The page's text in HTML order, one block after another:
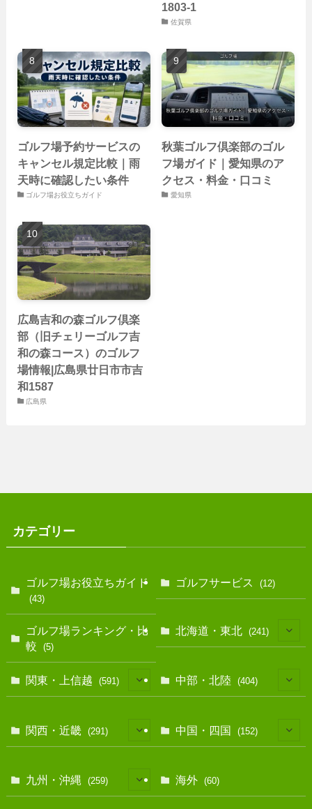
1803-1
佐賀県
ゴルフ場予約サービスの
キャンセル規定比較｜雨
天時に確認したい条件
ゴルフ場お役立ちガイド
秋葉ゴルフ倶楽部のゴル
フ場ガイド｜愛知県のア
クセス・料金・口コミ
愛知県
広島吉和の森ゴルフ倶楽
部（旧チェリーゴルフ吉
和の森コース）のゴルフ
場情報|広島県廿日市市吉
和1587
広島県
カテゴリー
ゴルフ場お役立ちガイド
(43)
ゴルフサービス (12)
ゴルフ場ランキング・比
較
(5)
北海道・東北 (241)
(35)
関東・上信越 (591) 中部・北陸 (404)
関西・近畿 (291) 中国・四国 (152)
九州・沖縄 (259) 海外 (60)